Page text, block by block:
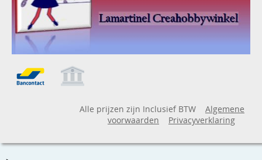
Alle prijzen zijn Inclusief BTW
Algemene
voorwaarden
Privacyverklaring